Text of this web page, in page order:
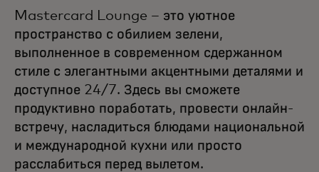
Mastercard Lounge – это уютное
пространство с обилием зелени,
выполненное в современном сдержанном
стиле с элегантными акцентными деталями и
доступное 24/7. Здесь вы сможете
продуктивно поработать, провести онлайн-
встречу, насладиться блюдами национальной
и международной кухни или просто
расслабиться перед вылетом.